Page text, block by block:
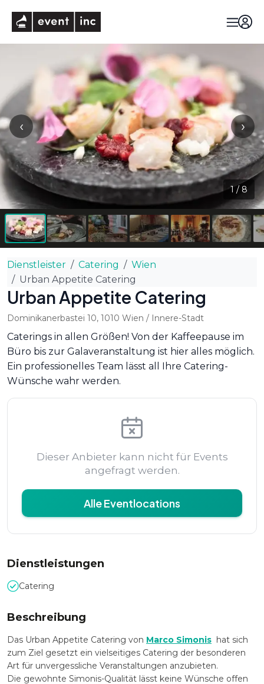
‹ ›
1/ 8
Dienstleister Catering
Wien
Urban Appetite Catering
Urban Appetite Catering
Dominikanerbastei 10, 1010 Wien / Innere-Stadt
Caterings in allen Größen! Von der Kaffeepause im
Büro bis zur Galaveranstaltung ist hier alles möglich.
Ein professionelles Team lässt all Ihre Catering-
Wünsche wahr werden.
Dieser Anbieter kann nicht für Events
angefragt werden.
Alle Eventlocations
Dienstleistungen
Catering
Beschreibung
Das Urban Appetite Catering von Marco Simonis hat sich
zum Ziel gesetzt ein vielseitiges Catering der besonderen
Art für unvergessliche Veranstaltungen anzubieten.
Die gewohnte Simonis-Qualität lässt keine Wünsche offen